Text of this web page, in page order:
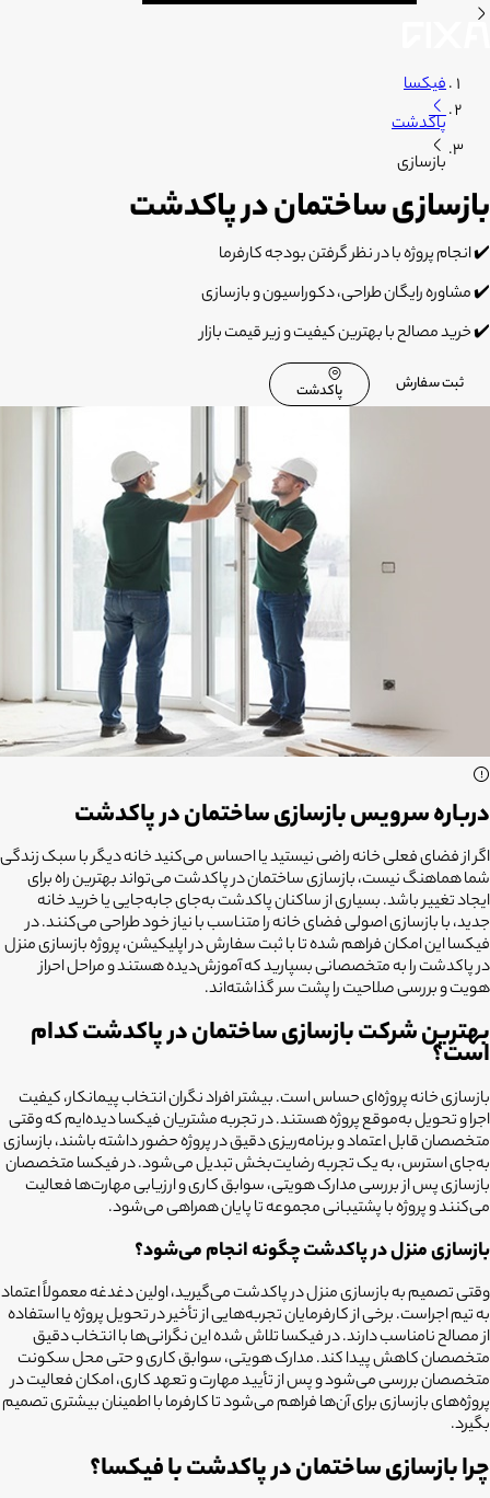
فیکسا
پاکدشت
بازسازی
بازسازی ساختمان در پاکدشت
✔️انجام پروژه با در نظر گرفتن بودجه کارفرما
✔️مشاوره رایگان طراحی، دکوراسیون و بازسازی
✔️خرید مصالح با بهترین کیفیت و زیر قیمت بازار
ثبت سفارش پاکدشت
درباره سرویس بازسازی ساختمان در پاکدشت
اگر از فضای فعلی خانه راضی نیستید یا احساس می‌کنید خانه دیگر با سبک زندگی
شما هماهنگ نیست،بازسازی ساختمان در پاکدشتمی‌تواند بهترین راه برای
ایجاد تغییر باشد. بسیاری از ساکنان پاکدشت به‌جای جابه‌جایی یا خرید خانه
جدید، با بازسازی اصولی فضای خانه را متناسب با نیاز خود طراحی می‌کنند. در
فیکسا این امکان فراهم شده تا با ثبت سفارش در اپلیکیشن، پروژه بازسازی منزل
در پاکدشت را به متخصصانی بسپارید که آموزش‌دیده هستند و مراحل احراز
هویت و بررسی صلاحیت را پشت سر گذاشته‌اند.
بهترین شرکت بازسازی ساختمان در پاکدشت کدام
است؟
بازسازی خانه پروژه‌ای حساس است. بیشتر افراد نگران انتخاب پیمانکار، کیفیت
اجرا و تحویل به‌موقع پروژه هستند. در تجربه مشتریان فیکسا دیده‌ایم که وقتی
متخصصان قابل اعتماد و برنامه‌ریزی دقیق در پروژه حضور داشته باشند، بازسازی
به‌جای استرس، به یک تجربه رضایت‌بخش تبدیل می‌شود. در فیکسا متخصصان
بازسازی پس از بررسی مدارک هویتی، سوابق کاری و ارزیابی مهارت‌ها فعالیت
می‌کنند و پروژه با پشتیبانی مجموعه تا پایان همراهی می‌شود.
بازسازی منزل در پاکدشت چگونه انجام می‌شود؟
وقتی تصمیم به بازسازی منزل در پاکدشت می‌گیرید، اولین دغدغه معمولاً اعتماد
به تیم اجراست. برخی از کارفرمایان تجربه‌هایی از تأخیر در تحویل پروژه یا استفاده
از مصالح نامناسب دارند. در فیکسا تلاش شده این نگرانی‌ها با انتخاب دقیق
متخصصان کاهش پیدا کند. مدارک هویتی، سوابق کاری و حتی محل سکونت
متخصصان بررسی می‌شود و پس از تأیید مهارت و تعهد کاری، امکان فعالیت در
پروژه‌های بازسازی برای آن‌ها فراهم می‌شود تا کارفرما با اطمینان بیشتری تصمیم
بگیرد.
چرا بازسازی ساختمان در پاکدشت با فیکسا؟